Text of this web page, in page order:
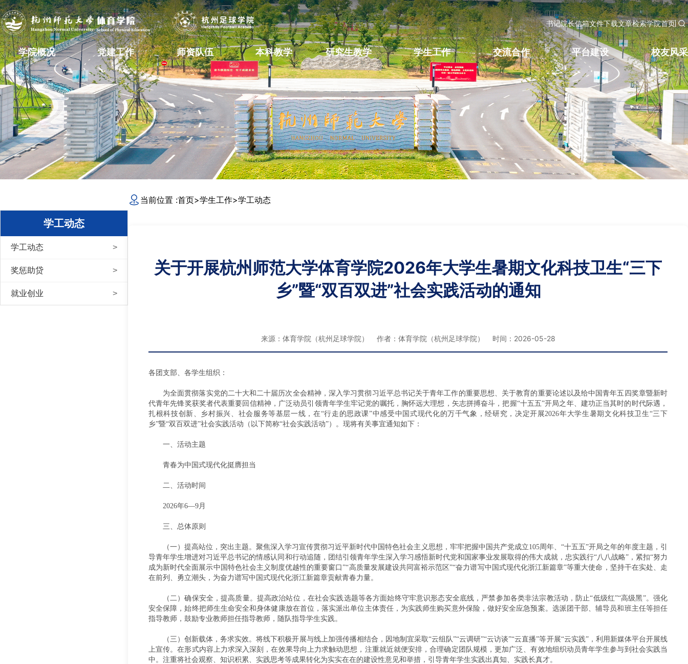
书记院长信箱文件下载文章检索学院首页
学院概况 党建工作 师资队伍 本科教学 研究生教学 学生工作 交流合作 平台建设 校友风采
学工动态
学工动态
奖惩助贷
就业创业
当前位置 :首页>学生工作>学工动态
关于开展杭州师范大学体育学院2026年大学生暑期文化科技卫生“三下
乡”暨“双百双进”社会实践活动的通知
来源：体育学院（杭州足球学院） 作者：体育学院（杭州足球学院） 时间：2026-05-28
各团支部、各学生组织：
为全面贯彻落实党的二十大和二十届历次全会精神，深入学习贯彻习近平总书记关于青年工作的重要思想、关于教育的重要论述以及给中国青年五四奖章暨新时
代青年先锋奖获奖者代表重要回信精神，广泛动员引领青年学生牢记党的嘱托，胸怀远大理想，矢志拼搏奋斗，把握“十五五”开局之年、建功正当其时的时代际遇，
扎根科技创新、乡村振兴、社会服务等基层一线，在“行走的思政课”中感受中国式现代化的万千气象，经研究，决定开展2026年大学生暑期文化科技卫生“三下
乡”暨“双百双进”社会实践活动（以下简称“社会实践活动”）。现将有关事宜通知如下：
一、活动主题
青春为中国式现代化挺膺担当
二、活动时间
2026年6—9月
三、总体原则
（一）提高站位，突出主题。聚焦深入学习宣传贯彻习近平新时代中国特色社会主义思想，牢牢把握中国共产党成立105周年、“十五五”开局之年的年度主题，引
导青年学生增进对习近平总书记的情感认同和行动追随，团结引领青年学生深入学习感悟新时代党和国家事业发展取得的伟大成就，忠实践行“八八战略”，紧扣“努力
成为新时代全面展示中国特色社会主义制度优越性的重要窗口”“高质量发展建设共同富裕示范区”“奋力谱写中国式现代化浙江新篇章”等重大使命，坚持干在实处、走
在前列、勇立潮头，为奋力谱写中国式现代化浙江新篇章贡献青春力量。
（二）确保安全，提高质量。提高政治站位，在社会实践选题等各方面始终守牢意识形态安全底线，严禁参加各类非法宗教活动，防止“低级红”“高级黑”。强化
安全保障，始终把师生生命安全和身体健康放在首位，落实派出单位主体责任，为实践师生购买意外保险，做好安全应急预案。选派团干部、辅导员和班主任等担任
指导教师，鼓励专业教师担任指导教师，随队指导学生实践。
（三）创新载体，务求实效。将线下积极开展与线上加强传播相结合，因地制宜采取“云组队”“云调研”“云访谈”“云直播”等开展“云实践”，利用新媒体平台开展线
上宣传。在形式内容上力求深入深刻，在效果导向上力求触动思想，注重就近就便安排，合理确定团队规模，更加广泛、有效地组织动员青年学生参与到社会实践当
中。注重将社会观察、知识积累、实践思考等成果转化为实实在在的建设性意见和举措，引导青年学生实践出真知、实践长真才。